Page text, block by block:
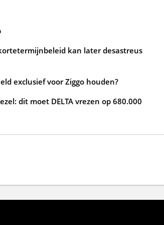
kan later desastreus
exclusief voor Ziggo houden?
dit moet DELTA vrezen op 680.000